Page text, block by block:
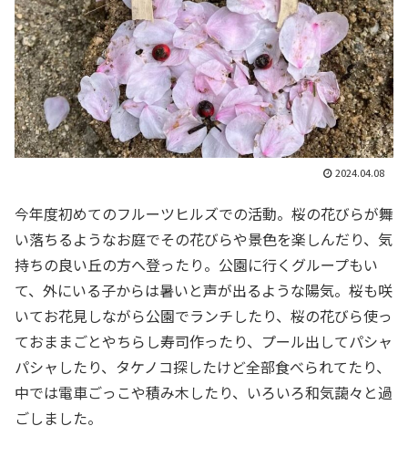
2024.04.08
今年度初めてのフルーツヒルズでの活動。桜の花びらが舞
い落ちるようなお庭でその花びらや景色を楽しんだり、気
持ちの良い丘の方へ登ったり。公園に行くグループもい
て、外にいる子からは暑いと声が出るような陽気。桜も咲
いてお花見しながら公園でランチしたり、桜の花びら使っ
ておままごとやちらし寿司作ったり、プール出してパシャ
パシャしたり、タケノコ探したけど全部食べられてたり、
中では電車ごっこや積み木したり、いろいろ和気藹々と過
ごしました。